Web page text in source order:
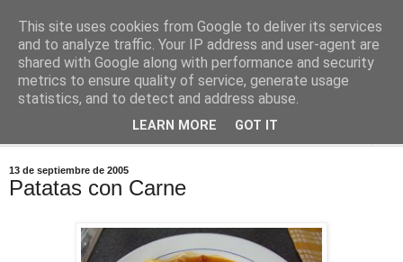
Comoju
La Cocina del Día a Día y el día a día de la Gastronomía
13 de septiembre de 2005
Patatas con Carne
This site uses cookies from Google to deliver its services
and to analyze traffic. Your IP address and user-agent are
shared with Google along with performance and security
metrics to ensure quality of service, generate usage
statistics, and to detect and address abuse.
LEARN MORE GOT IT